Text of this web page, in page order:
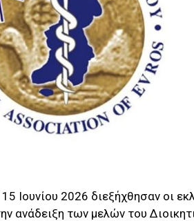
Ιουνίου 2026 διεξήχθησαν οι
ανάδειξη των μελών του